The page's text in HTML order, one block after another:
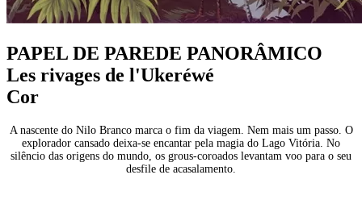
PAPEL DE PAREDE PANORÂMICO
Les rivages de l'Ukeréwé
Cor
A nascente do Nilo Branco marca o fim da viagem. Nem mais um passo. O
explorador cansado deixa-se encantar pela magia do Lago Vitória. No
silêncio das origens do mundo, os grous-coroados levantam voo para o seu
desfile de acasalamento.